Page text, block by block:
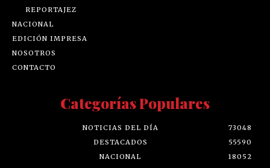
REPORTAJEZ
NACIONAL
EDICIÓN IMPRESA
NOSOTROS
CONTACTO
Categorías Populares
NOTICIAS DEL DÍA
73048
DESTACADOS
55590
NACIONAL
18052